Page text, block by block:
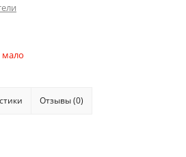
Отзывы (0)